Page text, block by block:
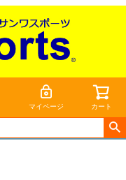
マイページ カート